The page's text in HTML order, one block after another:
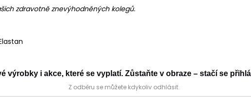
zdravotně znevýhodněných kolegů.
výrobky i akce, které se vyplatí. Zůstaňte v obraze – stačí se
Z odběru se můžete kdykoliv odhlásit.